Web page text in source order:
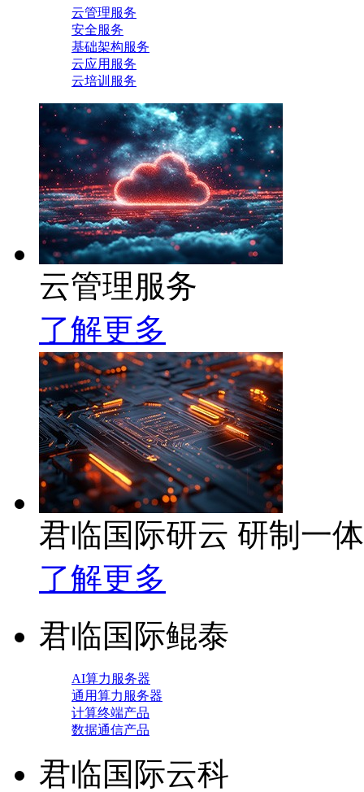
云管理服务
安全服务
基础架构服务
云应用服务
云培训服务
云管理服务
了解更多
君临国际研云 研制一
了解更多
君临国际鲲泰
AI算力服务器
通用算力服务器
计算终端产品
数据通信产品
君临国际云科